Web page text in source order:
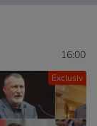
Exclusiv
16:00